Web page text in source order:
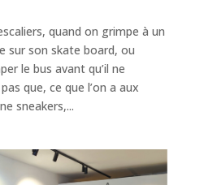
quand on grimpe à un
sur son skate board, ou
le bus avant qu’il ne
que, ce que l’on a aux
sneakers,...